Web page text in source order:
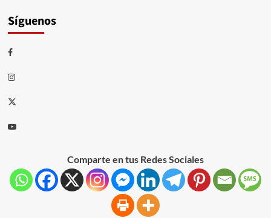
Síguenos
Comparte en tus Redes Sociales